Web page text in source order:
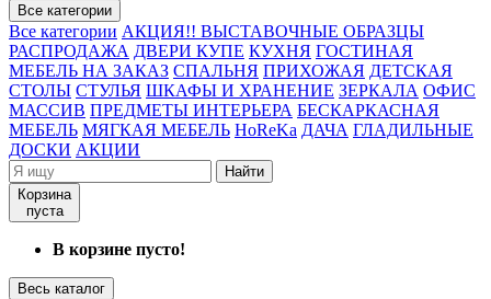
Все категории
Все категории АКЦИЯ!! ВЫСТАВОЧНЫЕ ОБРАЗЦЫ
РАСПРОДАЖА ДВЕРИ КУПЕ КУХНЯ ГОСТИНАЯ
МЕБЕЛЬ НА ЗАКАЗ СПАЛЬНЯ ПРИХОЖАЯ ДЕТСКАЯ
СТОЛЫ СТУЛЬЯ ШКАФЫ И ХРАНЕНИЕ ЗЕРКАЛА ОФИС
МАССИВ ПРЕДМЕТЫ ИНТЕРЬЕРА БЕСКАРКАСНАЯ
МЕБЕЛЬ МЯГКАЯ МЕБЕЛЬ HoReKa ДАЧА ГЛАДИЛЬНЫЕ
ДОСКИ АКЦИИ
Найти
Корзина
пуста
В корзине пусто!
Весь каталог